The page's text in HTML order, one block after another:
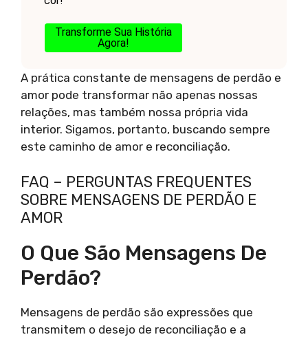
Transforme Sua História
Agora!
A prática constante de mensagens de perdão e
amor pode transformar não apenas nossas
relações, mas também nossa própria vida
interior. Sigamos, portanto, buscando sempre
este caminho de amor e reconciliação.
FAQ – PERGUNTAS FREQUENTES
SOBRE MENSAGENS DE PERDÃO E
AMOR
O Que São Mensagens De
Perdão?
Mensagens de perdão são expressões que
transmitem o desejo de reconciliação e a